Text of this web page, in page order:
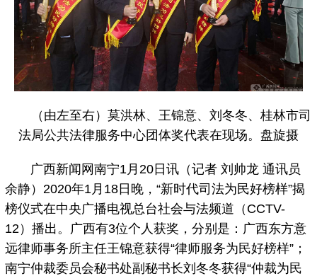
（由左至右）莫洪林、王锦意、刘冬冬、桂林市司
法局公共法律服务中心团体奖代表在现场。盘旋摄
广西新闻网南宁1月20日讯（记者 刘帅龙 通讯员
余静）2020年1月18日晚，“新时代司法为民好榜样”揭
榜仪式在中央广播电视总台社会与法频道（CCTV-
12）播出。广西有3位个人获奖，分别是：广西东方意
远律师事务所主任王锦意获得“律师服务为民好榜样”；
南宁仲裁委员会秘书处副秘书长刘冬冬获得“仲裁为民